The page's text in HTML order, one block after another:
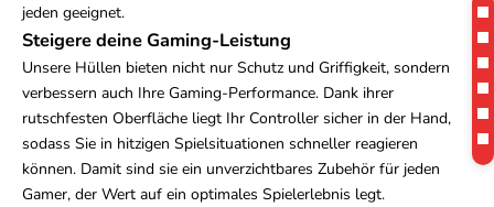
jeden geeignet.
Steigere deine Gaming-Leistung
Unsere Hüllen bieten nicht nur Schutz und Griffigkeit, sondern
verbessern auch Ihre Gaming-Performance. Dank ihrer
rutschfesten Oberfläche liegt Ihr Controller sicher in der Hand,
sodass Sie in hitzigen Spielsituationen schneller reagieren
können. Damit sind sie ein unverzichtbares Zubehör für jeden
Gamer, der Wert auf ein optimales Spielerlebnis legt.